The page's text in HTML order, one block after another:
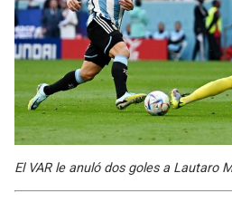
El VAR le anuló dos goles a Lautaro